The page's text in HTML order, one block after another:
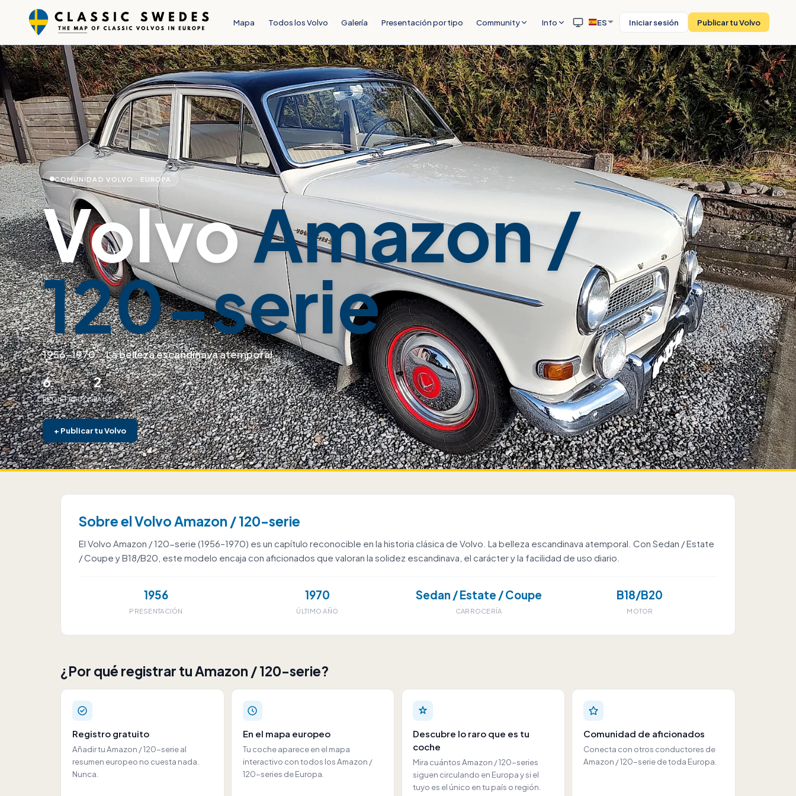
Mapa Todos los Volvo Galería Presentación por tipo Community Info ES Iniciar sesión Publicar tu Volvo
COMUNIDAD VOLVO · EUROPA
VolvoAmazon /
120-serie
1956–1970·La belleza escandinava atemporal
6
REGISTRADOS
2
PAÍSES
+ Publicar tu Volvo
Sobre el Volvo Amazon / 120-serie
El Volvo Amazon / 120-serie (1956–1970) es un capítulo reconocible en la historia clásica de Volvo. La belleza escandinava atemporal. Con Sedan / Estate
/ Coupe y B18/B20, este modelo encaja con aficionados que valoran la solidez escandinava, el carácter y la facilidad de uso diario.
1956
PRESENTACIÓN
1970
ÚLTIMO AÑO
Sedan / Estate / Coupe
CARROCERÍA
B18/B20
MOTOR
¿Por qué registrar tu Amazon / 120-serie?
Registro gratuito
Añadir tu Amazon / 120-serie al
resumen europeo no cuesta nada.
Nunca.
En el mapa europeo
Tu coche aparece en el mapa
interactivo con todos los Amazon /
120-series de Europa.
Descubre lo raro que es tu
coche
Mira cuántos Amazon / 120-series
siguen circulando en Europa y si el
tuyo es el único en tu país o región.
Comunidad de aficionados
Conecta con otros conductores de
Amazon / 120-serie de toda Europa.